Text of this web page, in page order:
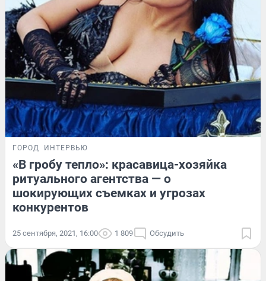
ГОРОД ИНТЕРВЬЮ
«В гробу тепло»: красавица-хозяйка
ритуального агентства — о
шокирующих съемках и угрозах
конкурентов
25 сентября, 2021, 16:00 1 809 Обсудить